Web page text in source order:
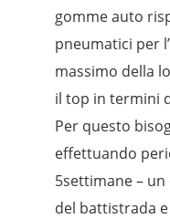
gomme auto
pneumatici per
massimo della
il top in termini
Per questo
effettuando
5settimane –
del battistrada